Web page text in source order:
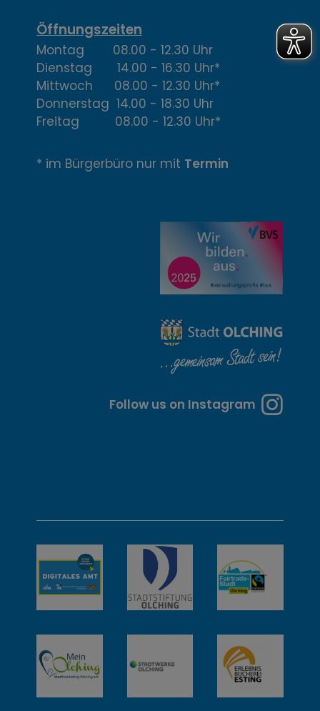
,
Ö
f
f
n
u
w
e
i
t
e
r
e
Öffnungszeiten
Montag 08.00 - 12.30 Uhr
Dienstag 14.00 - 16.30 Uhr*
Mittwoch 08.00 - 12.30 Uhr*
Donnerstag 14.00 - 18.30 Uhr
Freitag 08.00 - 12.30 Uhr*
* im Bürgerbüro nur mit Termin
Follow us on Instagram